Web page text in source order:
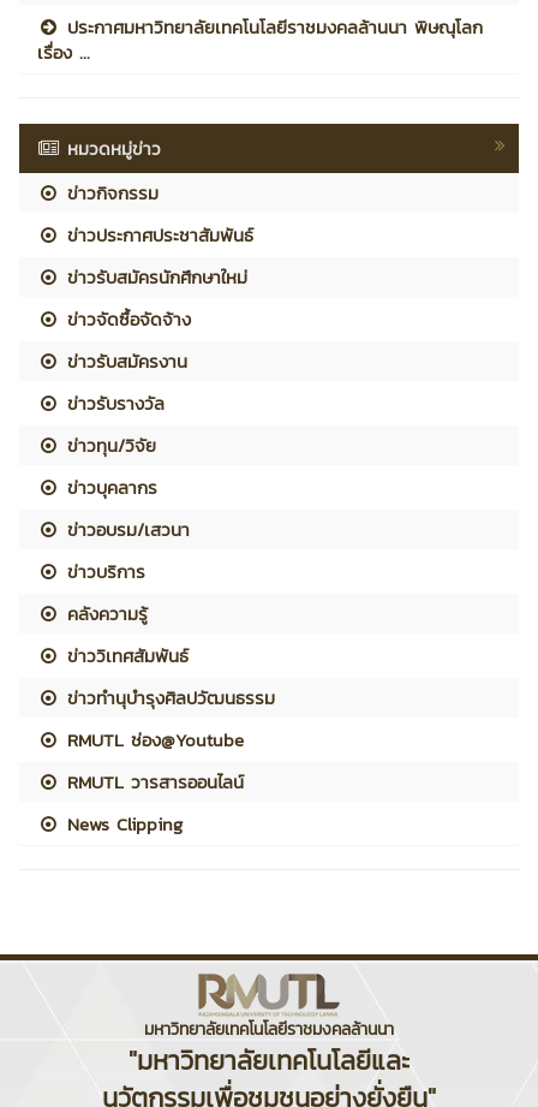
ประกาศมหาวิทยาลัยเทคโนโลยีราชมงคลล้านนา พิษณุโลก
เรื่อง ...
หมวดหมู่ข่าว
ข่าวกิจกรรม
ข่าวประกาศประชาสัมพันธ์
ข่าวรับสมัครนักศึกษาใหม่
ข่าวจัดซื้อจัดจ้าง
ข่าวรับสมัครงาน
ข่าวรับรางวัล
ข่าวทุน/วิจัย
ข่าวบุคลากร
ข่าวอบรม/เสวนา
ข่าวบริการ
คลังความรู้
ข่าววิเทศสัมพันธ์
ข่าวทำนุบำรุงศิลปวัฒนธรรม
RMUTL ช่อง@Youtube
RMUTL วารสารออนไลน์
News Clipping
มหาวิทยาลัยเทคโนโลยีราชมงคลล้านนา
"มหาวิทยาลัยเทคโนโลยีและ
นวัตกรรมเพื่อชุมชนอย่างยั่งยืน"